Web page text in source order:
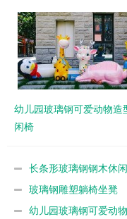
幼儿园玻璃钢可爱动物造
闲椅
长条形玻璃钢钢木休
玻璃钢雕塑躺椅坐凳
幼儿园玻璃钢可爱动